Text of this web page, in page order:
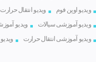
ویدیو اوپن فوم
ویدیو انتقال حرارت
ویدیو آموزشی سیالات
ویدیو
ویدیو آموزشی انتقال حرارت